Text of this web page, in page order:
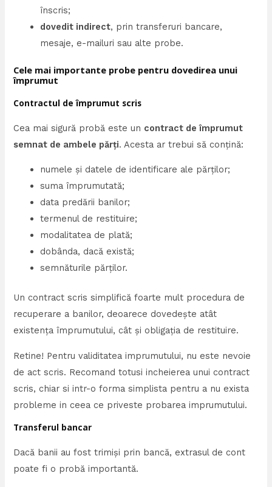
înscris;
dovedit indirect, prin transferuri bancare,
mesaje, e-mailuri sau alte probe.
Cele mai importante probe pentru dovedirea unui
împrumut
Contractul de împrumut scris
Cea mai sigură probă este un contract de împrumut
semnat de ambele părți. Acesta ar trebui să conțină:
numele și datele de identificare ale părților;
suma împrumutată;
data predării banilor;
termenul de restituire;
modalitatea de plată;
dobânda, dacă există;
semnăturile părților.
Un contract scris simplifică foarte mult procedura de
recuperare a banilor, deoarece dovedește atât
existența împrumutului, cât și obligația de restituire.
Retine! Pentru validitatea imprumutului, nu este nevoie
de act scris. Recomand totusi incheierea unui contract
scris, chiar si intr-o forma simplista pentru a nu exista
probleme in ceea ce priveste probarea imprumutului.
Transferul bancar
Dacă banii au fost trimiși prin bancă, extrasul de cont
poate fi o probă importantă.